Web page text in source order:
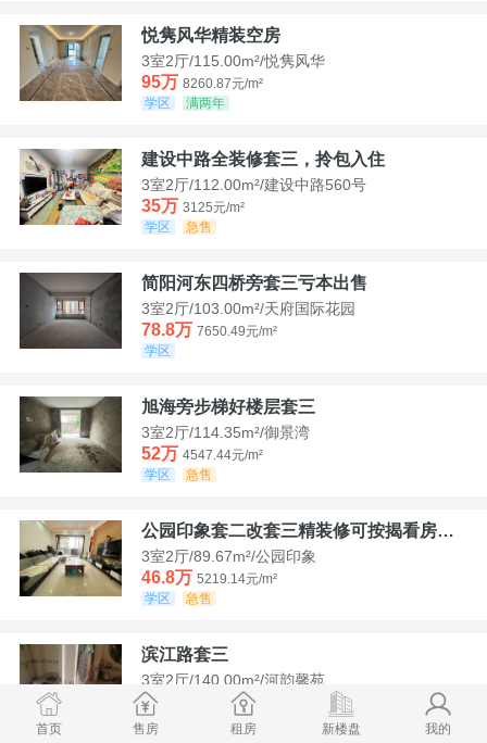
悦隽风华精装空房
3室2厅/115.00m²/悦隽风华
95万 8260.87元/m²
学区
满两年
建设中路全装修套三，拎包入住
3室2厅/112.00m²/建设中路560号
35万 3125元/m²
学区
急售
简阳河东四桥旁套三亏本出售
3室2厅/103.00m²/天府国际花园
78.8万 7650.49元/m²
学区
旭海旁步梯好楼层套三
3室2厅/114.35m²/御景湾
52万 4547.44元/m²
学区
急售
公园印象套二改套三精装修可按揭看房方便
3室2厅/89.67m²/公园印象
46.8万 5219.14元/m²
学区
急售
滨江路套三
3室2厅/140.00m²/河韵馨苑
42万
3000元/m²
学区
首页 售房 租房 新楼盘 我的